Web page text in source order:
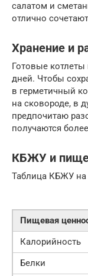
салатом и
отлично
Хранение и
Готовые
дней. Чтобы
в герметичный
на сковороде, в
предпочитаю
получаются
КБЖУ и
Таблица КБЖУ на
Пищевая
Калорийность
Белки